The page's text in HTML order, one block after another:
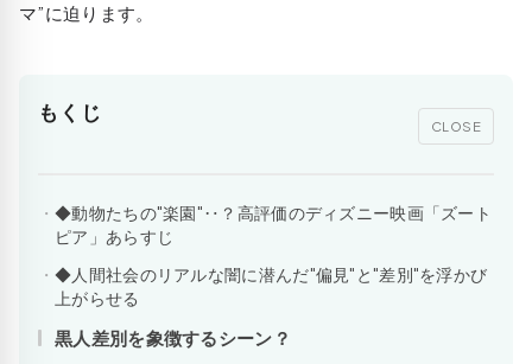
マ”に迫ります。
もくじ
CLOSE
◆動物たちの"楽園"‥？高評価のディズニー映画「ズート
ピア」あらすじ
◆人間社会のリアルな闇に潜んだ"偏見"と"差別"を浮かび
上がらせる
黒人差別を象徴するシーン？